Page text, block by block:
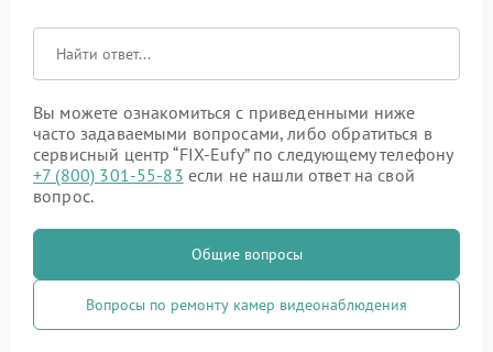
Вы можете ознакомиться с приведенными ниже
часто задаваемыми вопросами, либо обратиться в
сервисный центр “FIX-Eufy” по следующему телефону
+7 (800) 301-55-83 если не нашли ответ на свой
вопрос.
Общие вопросы
Вопросы по ремонту камер видеонаблюдения